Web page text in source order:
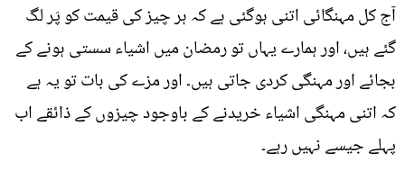
آج کل مہنگائی اتنی ہوگئی ہے کہ ہر چیز کی قیمت کو پَر لگ
گئے ہیں، اور ہمارے یہاں تو رمضان میں اشیاء سستی ہونے کے
بجائے اور مہنگی کردی جاتی ہیں۔ اور مزے کی بات تو یہ ہے
کہ اتنی مہنگی اشیاء خریدنے کے باوجود چیزوں کے ذائقے اب
پہلے جیسے نہیں رہے۔